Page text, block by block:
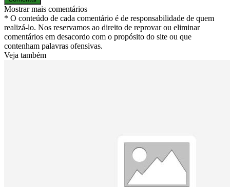
Mostrar mais comentários
* O conteúdo de cada comentário é de responsabilidade de quem
realizá-lo. Nos reservamos ao direito de reprovar ou eliminar
comentários em desacordo com o propósito do site ou que
contenham palavras ofensivas.
Veja também